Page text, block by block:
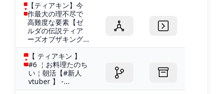
【ティアキン】今
作最大の理不尽で
高難度な要素【ゼ
ルダの伝説ティア
ーズオブザキング...
【 ティアキン 】
#6 ￤お料理たのち
い￤朝活【#新人
vtuber 】 -...